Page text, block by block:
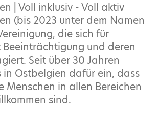
| Voll inklusiv - Voll aktiv
(bis 2023 unter dem Namen
die sich für
Beeinträchtigung und deren
Seit über 30 Jahren
in Ostbelgien dafür ein, dass
Menschen in allen Bereichen
sind.